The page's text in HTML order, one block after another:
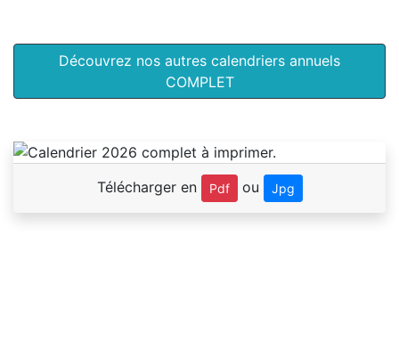
Découvrez nos autres calendriers annuels
COMPLET
Télécharger en Pdf ou Jpg